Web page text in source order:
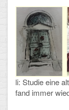
Klima-Projekt
Elternchor
Förderverein
Ehemalige
li: Studie eine
fand immer